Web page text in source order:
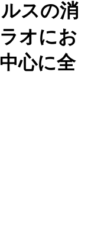
スの消
オにお
心に全